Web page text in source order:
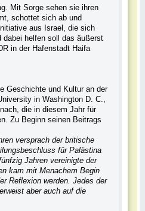
Mit Sorge sehen sie ihren
schottet sich ab und
aus Israel, die sich
dabei helfen soll das äußerst
in der Hafenstadt Haifa
Geschichte und Kultur an der
in Washington D. C.,
die in diesem Jahr für
Zu Beginn seinen Beitrags
versprach der britische
für Palästina
Jahren vereinigte der
kam mit Menachem Begin
Reflexion werden. Jedes der
aber auch auf die